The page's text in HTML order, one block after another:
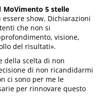
MoVimento 5 stelle
show. Dichiarazioni
che non si
visione,
del risultati».
della scelta di non
di non ricandidarmi
ci sono per me le
per rinnovare questo